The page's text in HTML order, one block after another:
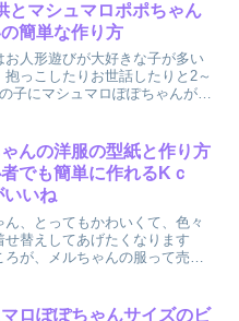
とマシュマロポポちゃん
簡単な作り方
お人形遊びが大好きな子が多い
抱っこしたりお世話したりと2～
子にマシュマロぽぽちゃんが人
、ロンパースを着たままです
てもかわいらしい...
んの洋服の型紙と作り方
でも簡単に作れるKｃ
いね
ん、とってもかわいくて、色々
せ替えしてあげたくなります
ろが、メルちゃんの服って売っ
のズボンやドレスやパジャマな
ロぽぽちゃんサイズのビ